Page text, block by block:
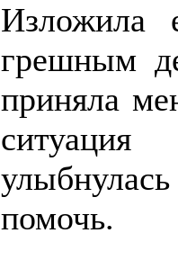
грешным
приняла
помочь.